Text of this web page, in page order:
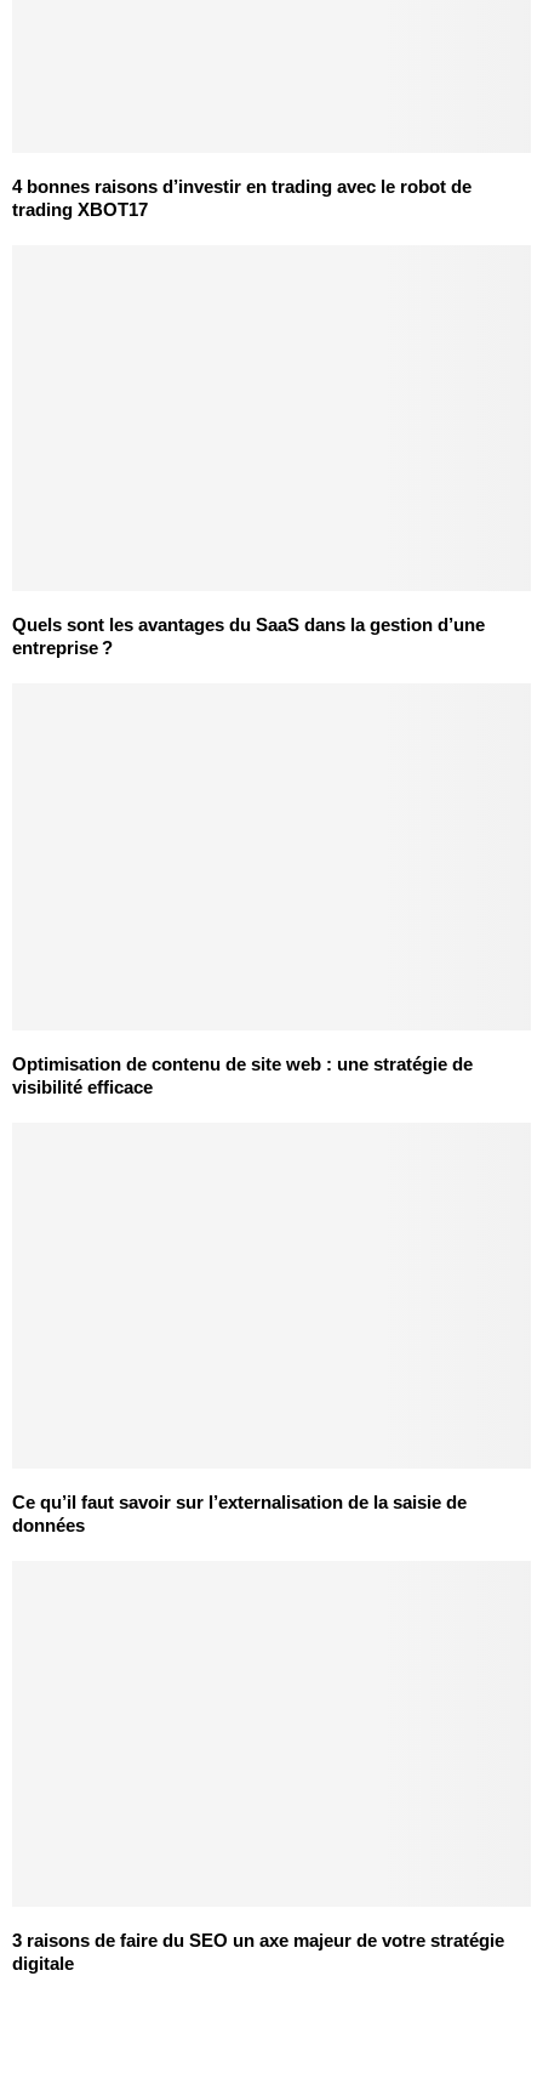
4 bonnes raisons d’investir en trading avec le robot de
trading XBOT17
Quels sont les avantages du SaaS dans la gestion d’une
entreprise ?
Optimisation de contenu de site web : une stratégie de
visibilité efficace
Ce qu’il faut savoir sur l’externalisation de la saisie de
données
3 raisons de faire du SEO un axe majeur de votre stratégie
digitale